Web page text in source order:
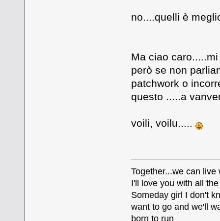
no....quelli è
Ma ciao
però se non
patchwork o
questo .....a
voili, voilu.....
Together...we can live
I'll love you with all
Someday girl I don't
want to go and we'll
born to run